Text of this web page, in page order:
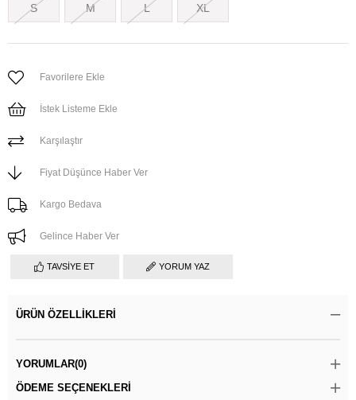
S M L XL
Favorilere Ekle
İstek Listeme Ekle
Karşılaştır
Fiyat Düşünce Haber Ver
Kargo Bedava
Gelince Haber Ver
TAVSIYE ET YORUM YAZ
ÜRÜN ÖZELLIKLERI
YORUMLAR(0)
ÖDEME SEÇENEKLERI